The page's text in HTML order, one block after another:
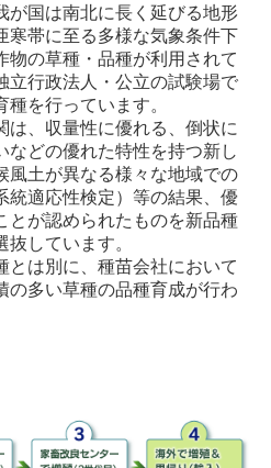
が国は南北に長く延びる地形
寒帯に至る多様な気象条件下
物の草種・品種が利用されて
立行政法人・公立の試験場で
を行っています。
は、収量性に優れる、倒状に
などの優れた特性を持つ新し
風土が異なる様々な地域での
統適応性検定）等の結果、優
とが認められたものを新品種
抜しています。
とは別に、種苗会社において
の多い草種の品種育成が行わ